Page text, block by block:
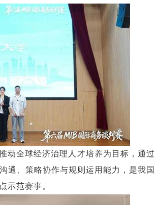
动全球经济治理人才培养为目标，通过
通、策略协作与规则运用能力，是我国
示范赛事。